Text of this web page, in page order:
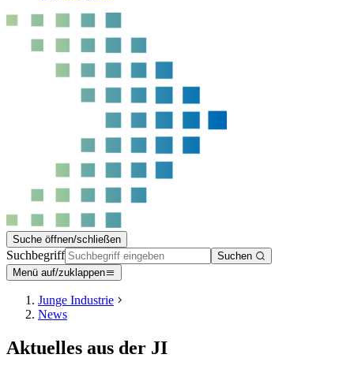
Suche öffnen/schließen
Suchbegriff
Suchen
Menü auf/zuklappen
Junge Industrie
News
Aktuelles aus der JI